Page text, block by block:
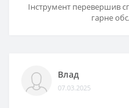
Інструмент перевершив
гарне
Влад
07.03.2025